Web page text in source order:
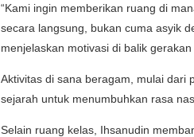
“Kami ingin memberikan ruang di
secara langsung, bukan cuma asyik
menjelaskan motivasi di balik gerakan
Aktivitas di sana beragam, mulai dari
sejarah untuk menumbuhkan rasa
Selain ruang kelas, Ihsanudin